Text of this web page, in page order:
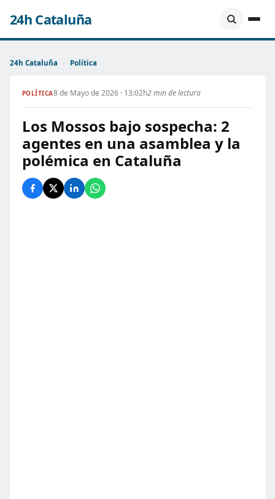
24h Cataluña
24h Cataluña › Política
POLÍTICA8 de Mayo de 2026 · 13:02h2 min de lectura
Los Mossos bajo sospecha: 2
agentes en una asamblea y la
polémica en Cataluña